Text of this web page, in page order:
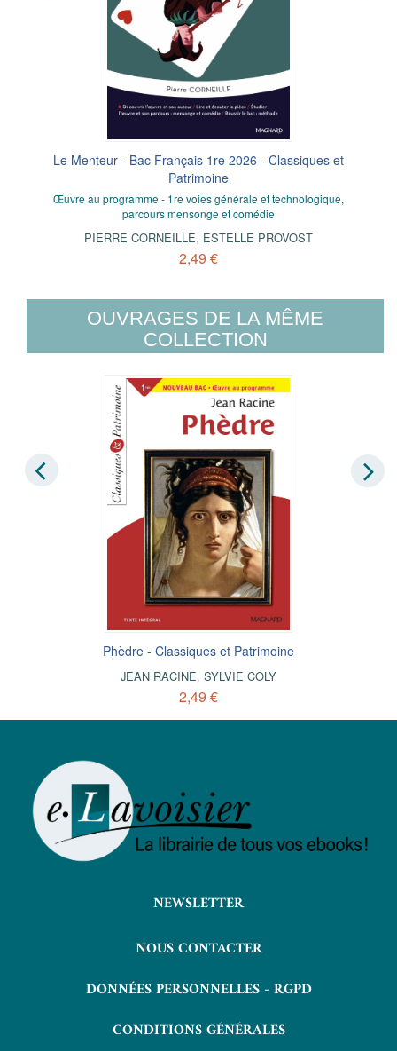
Le Menteur - Bac Français 1re 2026 - Classiques et
Patrimoine
Œuvre au programme - 1re voies générale et technologique,
parcours mensonge et comédie
PIERRE CORNEILLE, ESTELLE PROVOST
2,49 €
OUVRAGES DE LA MÊME
COLLECTION
Phèdre - Classiques et Patrimoine
JEAN RACINE, SYLVIE COLY
2,49 €
NEWSLETTER
NOUS CONTACTER
DONNÉES PERSONNELLES - RGPD
CONDITIONS GÉNÉRALES